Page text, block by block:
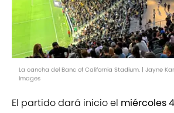
La cancha del Banc of California Stadium. | Jayne
Images
El partido dará inicio el miércoles